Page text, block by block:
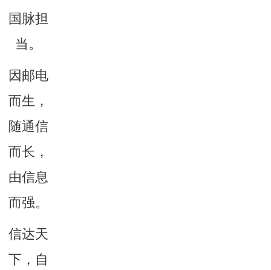
国脉担
当。
因邮电
而生，
随通信
而长，
由信息
而强。
信达天
下，自